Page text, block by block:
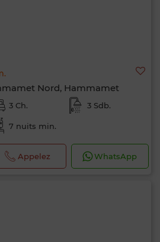
Nord, Hammamet
3 Ch. 3 Sdb.
7 nuits min.
Appelez WhatsApp